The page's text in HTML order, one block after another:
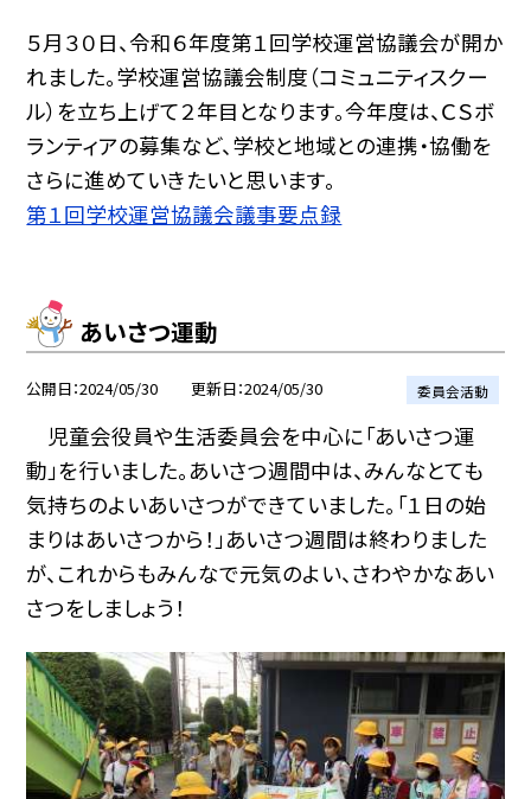
５月３０日、令和６年度第１回学校運営協議会が開か
れました。学校運営協議会制度（コミュニティスクー
ル）を立ち上げて２年目となります。今年度は、ＣＳボ
ランティアの募集など、学校と地域との連携・協働を
さらに進めていきたいと思います。
第１回学校運営協議会議事要点録
あいさつ運動
公開日 2024/05/30 更新日 2024/05/30 委員会活動
児童会役員や生活委員会を中心に「あいさつ運
動」を行いました。あいさつ週間中は、みんなとても
気持ちのよいあいさつができていました。「１日の始
まりはあいさつから！」あいさつ週間は終わりました
が、これからもみんなで元気のよい、さわやかなあい
さつをしましょう！